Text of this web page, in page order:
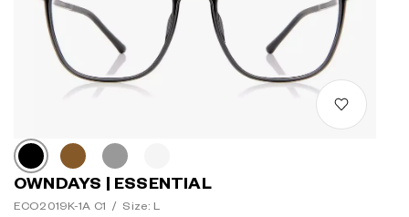
OWNDAYS | ESSENTIAL
ECO2019K-1A C1 / Size: L